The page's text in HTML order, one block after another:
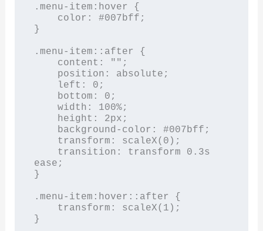
.menu-item:hover {
}
.menu-item::after {
ease;
}
.menu-item:hover::after {
}